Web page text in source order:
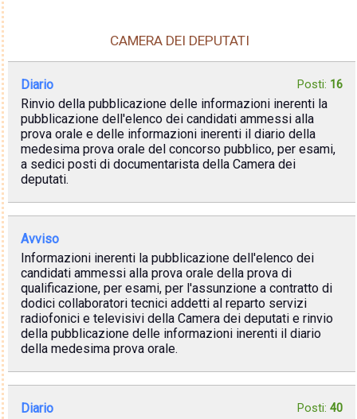
CAMERA DEI DEPUTATI
Diario Posti: 16
Rinvio della pubblicazione delle informazioni inerenti la
pubblicazione dell'elenco dei candidati ammessi alla
prova orale e delle informazioni inerenti il diario della
medesima prova orale del concorso pubblico, per esami,
a sedici posti di documentarista della Camera dei
deputati.
Avviso
Informazioni inerenti la pubblicazione dell'elenco dei
candidati ammessi alla prova orale della prova di
qualificazione, per esami, per l'assunzione a contratto di
dodici collaboratori tecnici addetti al reparto servizi
radiofonici e televisivi della Camera dei deputati e rinvio
della pubblicazione delle informazioni inerenti il diario
della medesima prova orale.
Diario Posti: 40